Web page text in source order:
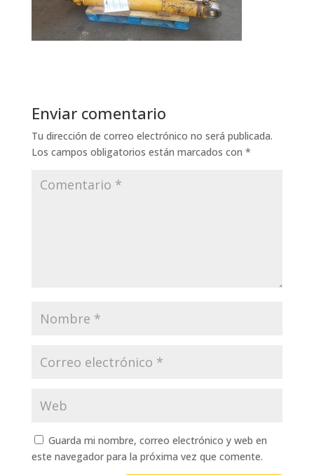
Enviar comentario
Tu dirección de correo electrónico no será publicada.
Los campos obligatorios están marcados con *
Guarda mi nombre, correo electrónico y web en
este navegador para la próxima vez que comente.